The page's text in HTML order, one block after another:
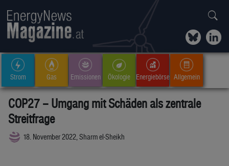
Strom Gas Emissionen Ökologie Energiebörse Allgemein
COP27 – Umgang mit Schäden als zentrale
Streitfrage
18. November 2022, Sharm el-Sheikh